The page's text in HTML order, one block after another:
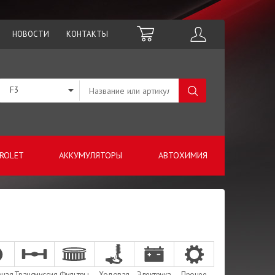
НОВОСТИ КОНТАКТЫ
АККУМУЛЯТОРЫ АВТОХИМИЯ
F3